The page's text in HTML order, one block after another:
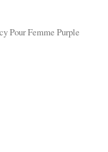
Pour Femme Purple